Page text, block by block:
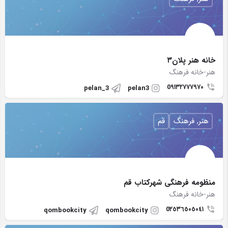
خانه هنر پلان٣
هنر-خانه فرهنگ
0۹۱۳۲۷۷۷۹۷۰ pelan3
pelan_3
منظومه فرهنگی شهرکتاب قم
هنر-خانه فرهنگ
0٢٥٣٦٥٠٥٠٤١ qombookcity
qombookcity
هنر, فرهنگ قم